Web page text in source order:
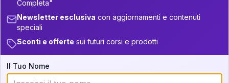
+ 5 7
17.5-18.5 +3 18
36-37.5
Interpretazione
l'interpretazione!
Completa"
Newsletter esclusiva con aggiornamenti e contenuti
speciali
Sconti e offerte sui futuri corsi e prodotti
Il Tuo Nome